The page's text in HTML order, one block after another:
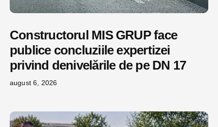
Constructorul MIS GRUP face
publice concluziile expertizei
privind denivelările de pe DN 17
august 6, 2026